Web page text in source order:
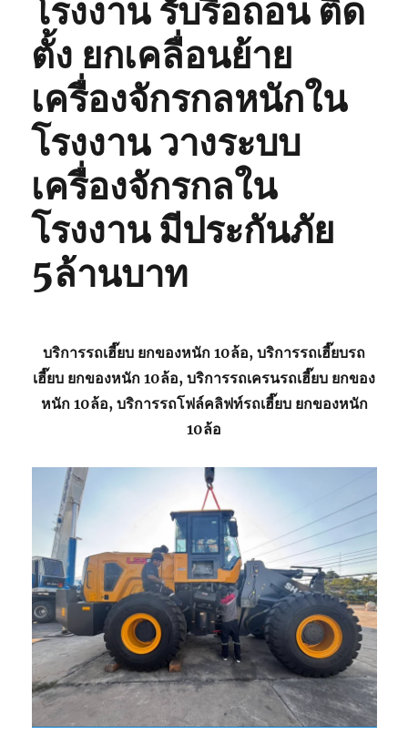
โรงงาน รับรื้อถอน ติด
ตั้ง ยกเคลื่อนย้าย
เครื่องจักรกลหนักใน
โรงงาน วางระบบ
เครื่องจักรกลใน
โรงงาน มีประกันภัย
5ล้านบาท
บริการรถเฮี๊ยบ ยกของหนัก 10ล้อ, บริการรถเฮี๊ยบรถ
เฮี๊ยบ ยกของหนัก 10ล้อ, บริการรถเครนรถเฮี๊ยบ ยกของ
หนัก 10ล้อ, บริการรถโฟล์คลิฟท์รถเฮี๊ยบ ยกของหนัก
10ล้อ